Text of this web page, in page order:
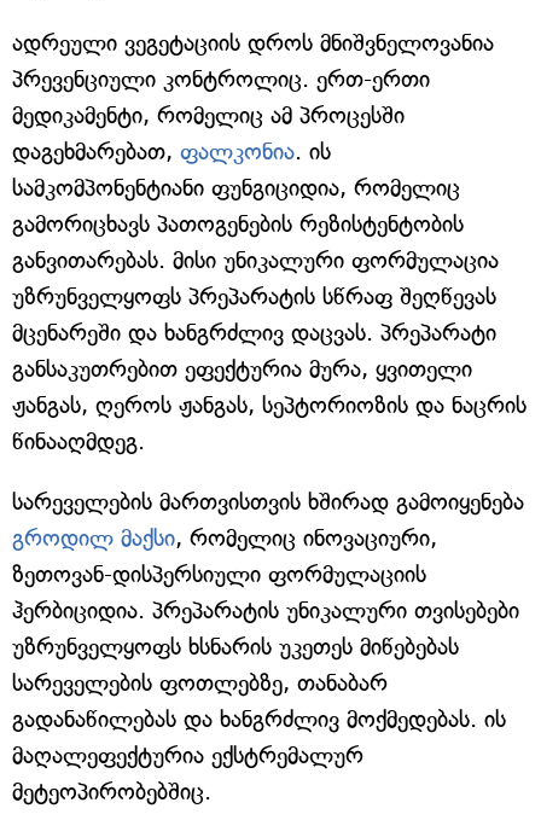
ადრეული ვეგეტაციის დროს მნიშვნელოვანია
პრევენციული კონტროლიც. ერთ-ერთი
მედიკამენტი, რომელიც ამ პროცესში
დაგეხმარებათ, ფალკონია. ის
სამკომპონენტიანი ფუნგიციდია, რომელიც
გამორიცხავს პათოგენების რეზისტენტობის
განვითარებას. მისი უნიკალური ფორმულაცია
უზრუნველყოფს პრეპარატის სწრაფ შეღწევას
მცენარეში და ხანგრძლივ დაცვას. პრეპარატი
განსაკუთრებით ეფექტურია მურა, ყვითელი
ჟანგას, ღეროს ჟანგას, სეპტორიოზის და ნაცრის
წინააღმდეგ.
სარეველების მართვისთვის ხშირად გამოიყენება
გროდილ მაქსი, რომელიც ინოვაციური,
ზეთოვან-დისპერსიული ფორმულაციის
ჰერბიციდია. პრეპარატის უნიკალური თვისებები
უზრუნველყოფს ხსნარის უკეთეს მიწებებას
სარეველების ფოთლებზე, თანაბარ
გადანაწილებას და ხანგრძლივ მოქმედებას. ის
მაღალეფექტურია ექსტრემალურ
მეტეოპირობებშიც.